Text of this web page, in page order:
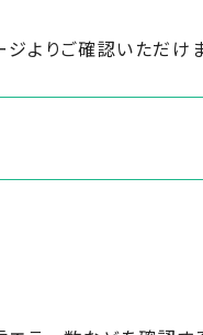
よりご確認いただけま